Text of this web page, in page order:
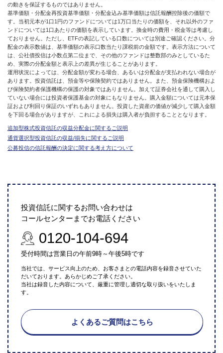
の動きを保証するものではありません。
基準価額・分配金再投資基準価額・分配金込み基準価額は信託報酬控除後の価額で
す。当初元本が1口1円のファンドについては1万口当たりの価額を、それ以外のファ
ンドについては1口あたりの価額を表示しています。換金時の費用・税金等は考慮し
ておりません。ただし、ETFの表記している口数については別途ご確認ください。分
配金の表示数値は、基準価額の表示口数当たり課税前の金額です。表示方法について
は、公社債投信は小数点第二位まで、その他のファンドは整数部のみとしているた
め、実際の分配金額と表示上の差異が生じることがあります。
運用状況によっては、分配金額が変わる場合、あるいは分配金が支払われない場合が
あります。投資信託は、預金等や保険契約ではありません。また、預金保険機構およ
び保険契約者保護機構の保護の対象ではありません。加えて証券会社を通して購入し
ていない場合には投資者保護基金の対象にもなりません。購入金額については元本保
証および利回り保証のいずれもありません。投資した資産の価値が減少して購入金額
を下回る場合がありますが、これによる損失は購入者が負担することとなります。
追加型株式投資信託の収益分配金に関するご説明
通貨選択型投資信託の収益/損失に関するご説明
公募投信の信託報酬の決定に関する考え方について
投資信託に関するお問い合わせは
コールセンターまでお電話ください
0120-104-694
受付時間は営業日の午前9時～午後5時です
当社では、サービス向上のため、お客さまとの電話内容を録音させていた
だいております。あらかじめご了承ください。
当社は録音した内容について、厳重に管理し適切な取り扱いをいたしま
す。
よくあるご質問はこちら